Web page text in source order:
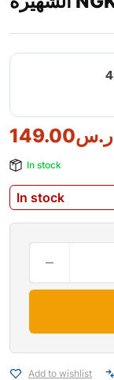
ر.س149.00
In stock
In stock
Add to wishlist